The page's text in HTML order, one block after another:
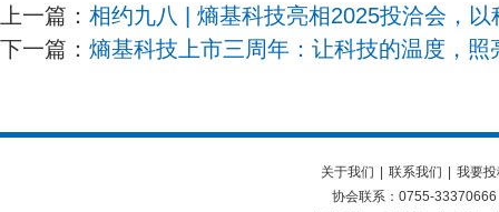
上一篇： 相约九八 | 熵基科技亮相2025投洽会，
下一篇： 熵基科技上市三周年：让科技的温度，照
关于我们 联系我们
我要
协会联系：0755-